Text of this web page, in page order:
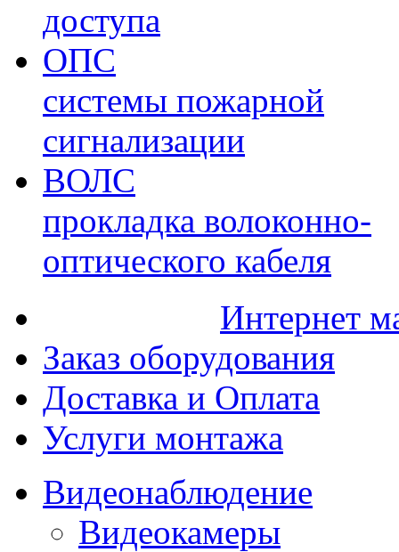
доступа
ОПС
системы пожарной
сигнализации
ВОЛС
прокладка волоконно-
оптического кабеля
Интернет
Заказ оборудования
Доставка и Оплата
Услуги монтажа
Видеонаблюдение
Видеокамеры